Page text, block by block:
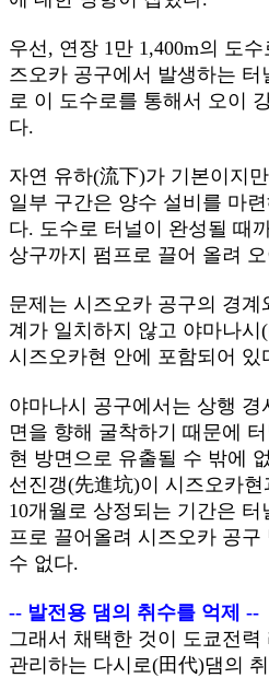
우선, 연장 1만 1,400m의 도
즈오카 공구에서 발생하는 터
로 이 도수로를 통해서 오이
다.
자연 유하(流下)가 기본이지
일부 구간은 양수 설비를 마
다. 도수로 터널이 완성될 때
상구까지 펌프로 끌어 올려
문제는 시즈오카 공구의 경계
계가 일치하지 않고 야마나
시즈오카현 안에 포함되어 있
야마나시 공구에서는 상행
면을 향해 굴착하기 때문에
현 방면으로 유출될 수 밖에
선진갱(先進坑)이 시즈오카
10개월로 상정되는 기간은 터
프로 끌어올려 시즈오카 공구
수 없다.
-- 발전용 댐의 취수를 억제 --
그래서 채택한 것이 도쿄전력
관리하는 다시로(田代)댐의